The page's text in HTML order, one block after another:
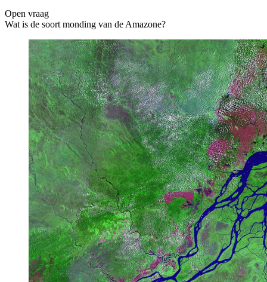
De uitleg gaat te langzaam
Open vraag
Wat is de soort monding van de Amazone?